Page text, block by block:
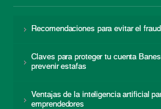
Recomendaciones para evitar el
Claves para proteger tu cuenta
prevenir estafas
Ventajas de la inteligencia artificial
emprendedores